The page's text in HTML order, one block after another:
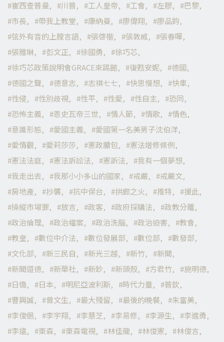
崔西查普曼
川普 工人皇帝 工會 左膠
巴黎
市長
帶我上教堂 康納曼 廖偉翔
廖品鈞
弦外有音的上膛言語
張啓楷 張敦威
張春暉
張雅琳
彭文正 徐國勇
徐巧芯
徐巧芯政策說明會GRACE來踢館
復甦安妮
德國
德國之聲
德意志 志祺七七 快思慢想
快車
性侵
性別歧視 性平 性愛 性自主
恐同
恐怖主義
恩史瓦帝三世 情人節 情歌
情色
意識形態
愛國主義
愛國第一名美男子沈伯洋
愛情觀
愛莉莎莎 憲政膿包
憲法增修條例
憲法法庭
憲法訴訟法 憲訴法
我有一個夢想
我走出去
我那小小多山的國家 戒嚴
戒嚴文
房地產
抄襲 抗中保台 拱廊之火 推特
援此
操縱市場罪
放言 政客 政府採購法
政教分離
政治倫理
政治檔案 政治洗腦 政治迫害
教會
教皇
數位中介法 數位發展部 數位部
數發部
文化部
新三民自 新光三越 新竹
新聞
新聞道德
新華社 新鈔 新頭殼 方君竹
施明德
日僑
日本 明尼亞波利斯 時代力量
普欽
曹興誠
曾文生 最大殘留 最後的晚餐
朱富美
李俊俋
李宇翔 李慧芝 李易修 李源生
李進勇
李遠
東森 東森電視 林佳龍 林俊憲
林俊言